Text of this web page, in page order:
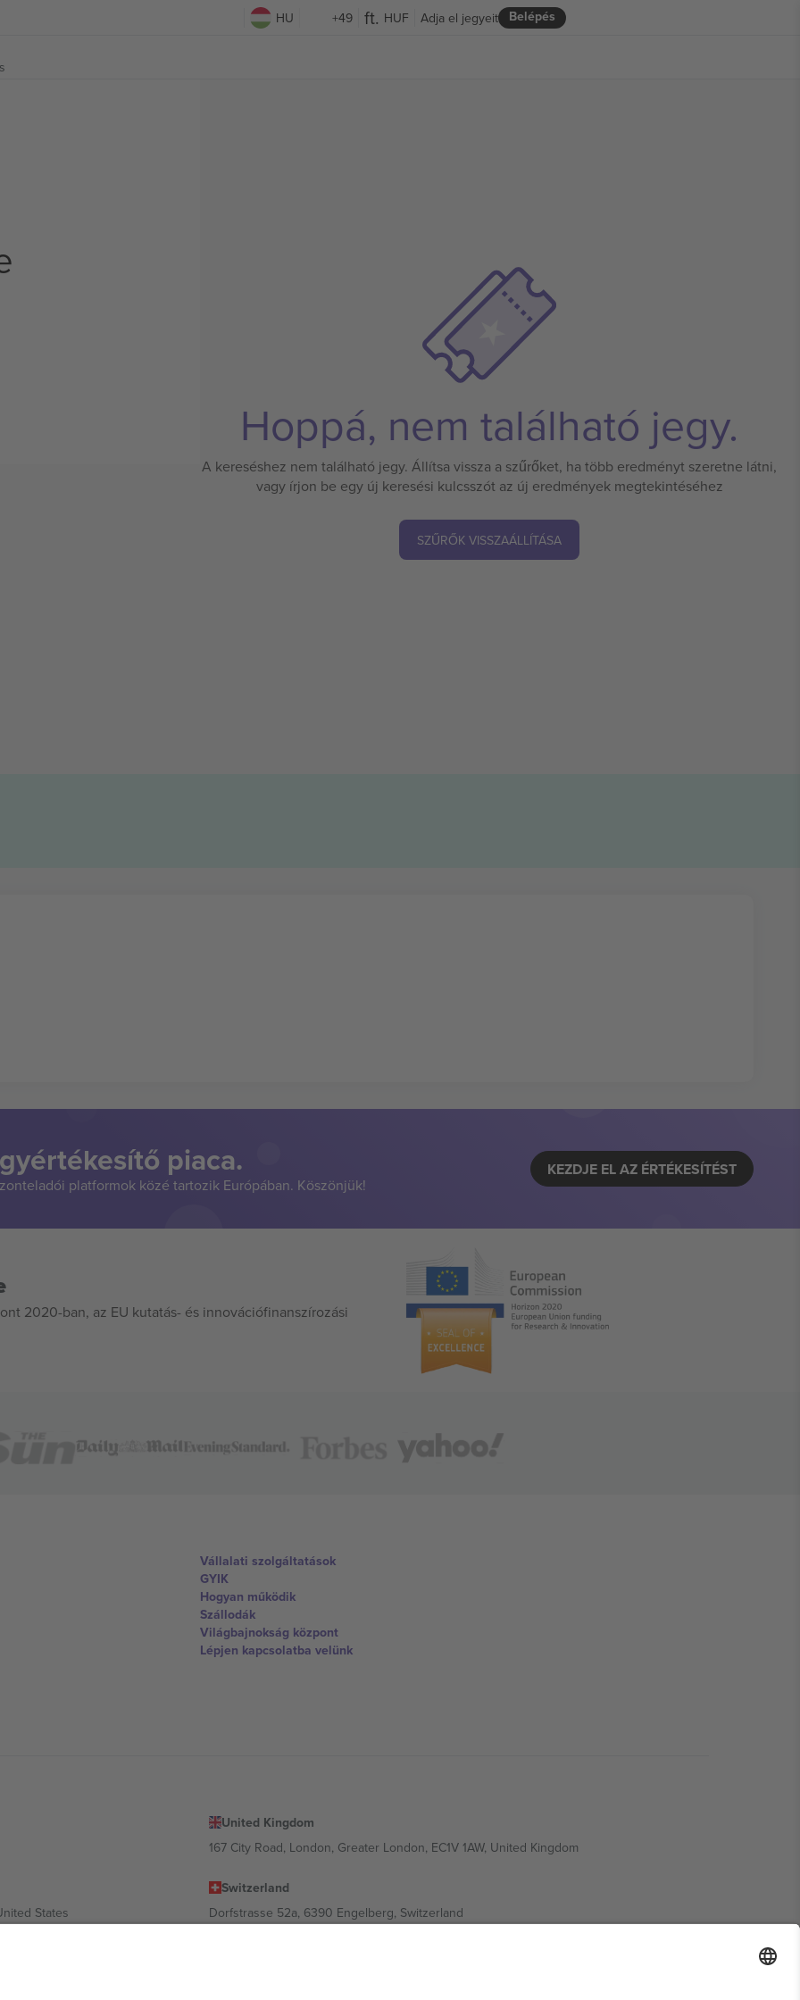
HU +49 HUF Belépés
Adja el jegyeit
Hoppá, nem található jegy.
A kereséshez nem található jegy. Állítsa vissza a szűrőket, ha több eredményt szeretne látni,
vagy írjon be egy új keresési kulcsszót az új eredmények megtekintéséhez
SZŰRŐK VISSZAÁLLÍTÁSA
piaca.
platformok közé tartozik Európában. Köszönjük!
KEZDJE EL AZ ÉRTÉKESÍTÉST
2020-ban, az EU kutatás- és innovációfinanszírozási
Vállalati szolgáltatások
GYIK
Hogyan működik
Szállodák
Világbajnokság központ
Lépjen kapcsolatba velünk
United Kingdom
167 City Road, London, Greater London, EC1V 1AW, United Kingdom
States
Switzerland
Dorfstrasse 52a, 6390 Engelberg, Switzerland